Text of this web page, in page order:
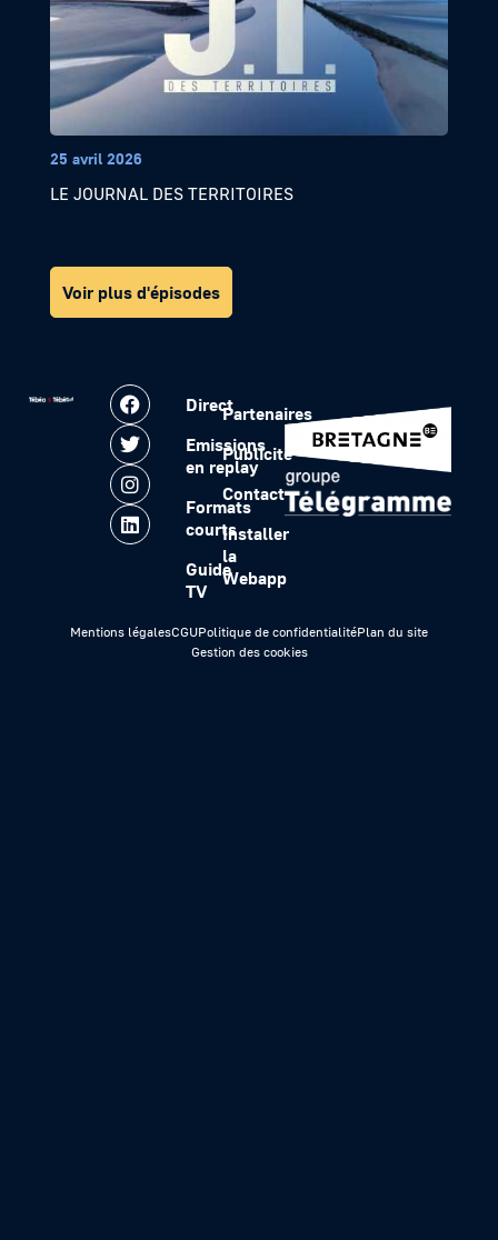
25 avril 2026
LE JOURNAL DES TERRITOIRES
Voir plus d'épisodes
Direct
Emissions
en replay
Formats
courts
Guide
TV
Partenaires
Publicité
Contact
Installer
la
Webapp
Mentions légalesCGUPolitique de confidentialitéPlan du site
Gestion des cookies